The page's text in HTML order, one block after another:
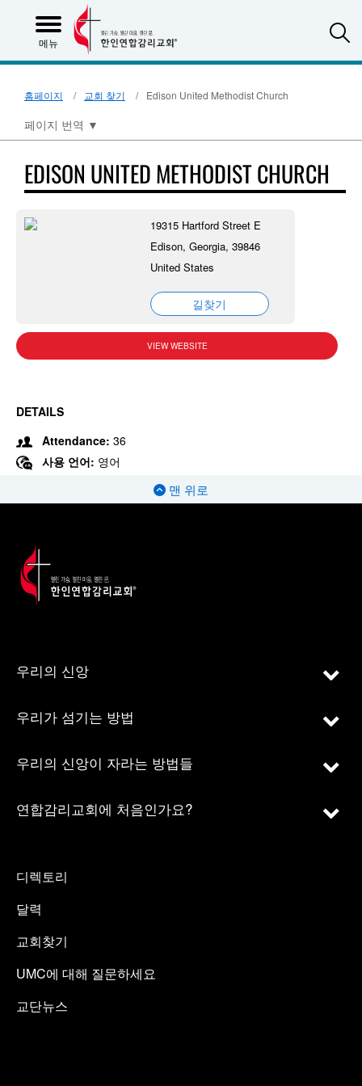
메뉴
홈페이지 교회 찾기 Edison United Methodist Church
페이지 번역 ▼
EDISON UNITED METHODIST CHURCH
19315 Hartford Street E
Edison, Georgia, 39846
United States
길찾기
VIEW WEBSITE
DETAILS
Attendance: 36
사용 언어: 영어
맨 위로
우리의 신앙
우리가 섬기는 방법
우리의 신앙이 자라는 방법들
연합감리교회에 처음인가요?
디렉토리
달력
교회찾기
UMC에 대해 질문하세요
교단뉴스